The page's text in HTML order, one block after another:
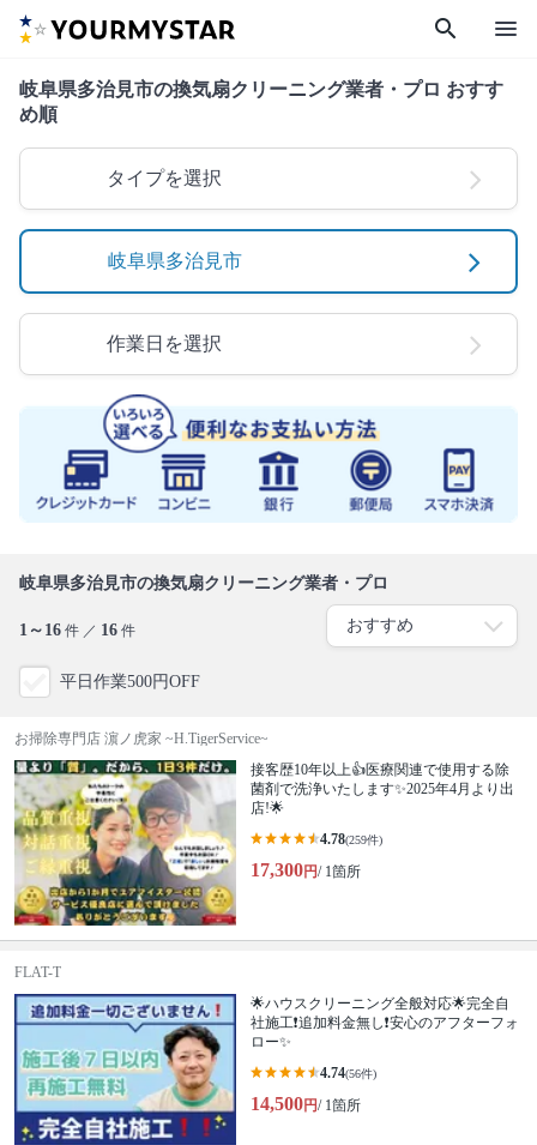
search menu
岐阜県多治見市の換気扇クリーニング業者・プロ おすす
め順
タイプを選択
岐阜県多治見市
作業日を選択
岐阜県多治見市の換気扇クリーニング業者・プロ
1～16 件 ／ 16 件
平日作業500円OFF
お掃除専門店 濵ノ虎家 ~H.TigerService~
接客歴10年以上👍医療関連で使用する除
菌剤で洗浄いたします✨2025年4月より出
店!🌟
4.78(259件)
17,300円/ 1箇所
FLAT-T
🌟ハウスクリーニング全般対応🌟完全自
社施工❗️追加料金無し❗️安心のアフターフォ
ロー✨
4.74(56件)
14,500円/ 1箇所